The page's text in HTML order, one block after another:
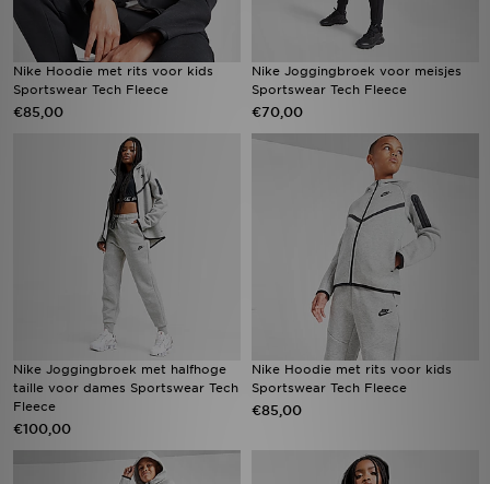
Nike Hoodie met rits voor kids
Sportswear Tech Fleece
€85,00
Nike Joggingbroek voor meisjes
Sportswear Tech Fleece
€70,00
Nike Joggingbroek met halfhoge
taille voor dames Sportswear Tech
Fleece
€100,00
Nike Hoodie met rits voor kids
Sportswear Tech Fleece
€85,00